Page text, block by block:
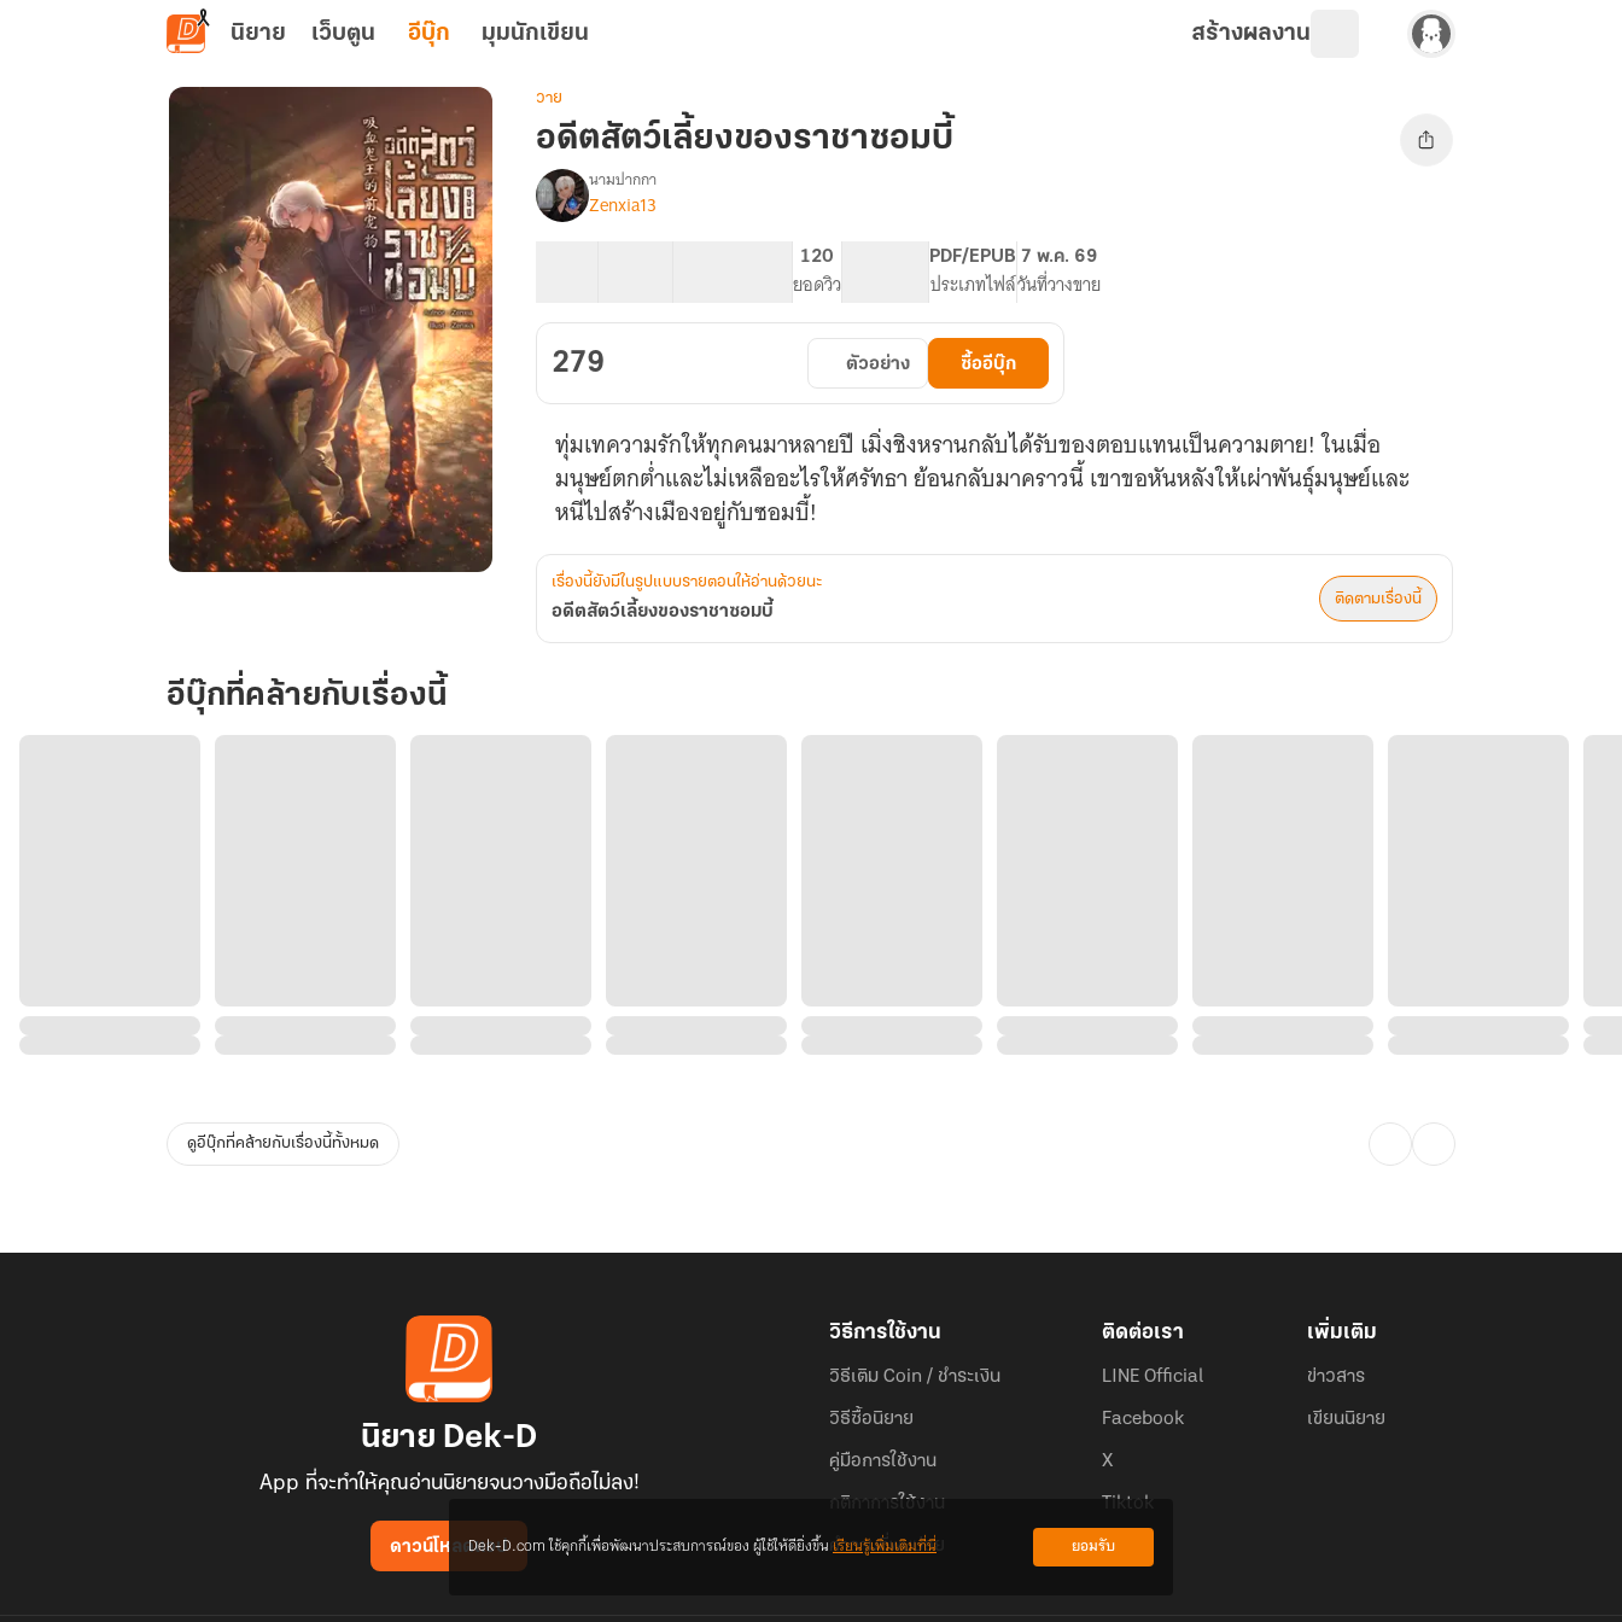
ข้ามไปยังเนื้อหาหลัก
นิยาย เว็บตูน อีบุ๊ก มุมนักเขียน สร้างผลงาน
ของ
ราชา
ซอมบี้
วาย
อดีตสัตว์เลี้ยงของราชาซอมบี้
เรื่อง
อดีต
ราชา
ซอมบี้
นามปากกา
Zenxia13
120
ยอดวิว
PDF/EPUB
ประเภทไฟล์
7 พ.ค. 69
วันที่วางขาย
279 ตัวอย่าง ซื้ออีบุ๊ก
ทุ่มเทความรักให้ทุกคนมาหลายปี เมิ่งชิงหรานกลับได้รับของตอบแทนเป็นความตาย! ในเมื่อ
มนุษย์ตกต่ำและไม่เหลืออะไรให้ศรัทธา ย้อนกลับมาคราวนี้ เขาขอหันหลังให้เผ่าพันธุ์มนุษย์และ
หนีไปสร้างเมืองอยู่กับซอมบี้!
เรื่องนี้ยังมีในรูปแบบรายตอนให้อ่านด้วยนะ
อดีตสัตว์เลี้ยงของราชาซอมบี้
ติดตามเรื่องนี้
อีบุ๊กที่คล้ายกับเรื่องนี้
ดูอีบุ๊กที่คล้ายกับเรื่องนี้ทั้งหมด
นิยาย Dek-D
App ที่จะทำให้คุณอ่านนิยายจนวางมือถือไม่ลง!
ดาวน์โหลดแอป
วิธีการใช้งาน
วิธีเติม Coin / ชำระเงิน
วิธีซื้อนิยาย
คู่มือการใช้งาน
กติกาการใช้งาน
คำถามที่พบบ่อย
ติดต่อเรา
LINE Official
Facebook
X
Tiktok
เพิ่มเติม
ข่าวสาร
เขียนนิยาย
Dek-D.com ใช้คุกกี้เพื่อพัฒนาประสบการณ์ของ ผู้ใช้ให้ดียิ่งขึ้นเรียนรู้เพิ่มเติมที่นี่ ยอมรับ